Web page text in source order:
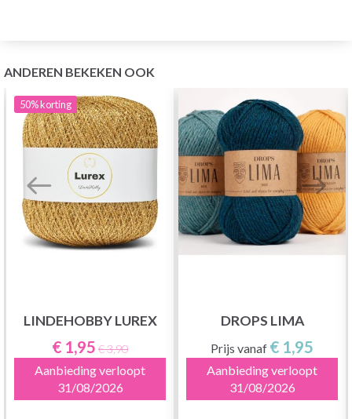
ANDEREN BEKEKEN OOK
50%korting
LINDEHOBBY LUREX
€ 1,95 € 3,90
Aanbieding verloopt
31/08/2026
DROPS LIMA
Prijs vanaf € 1,95
Aanbieding verloopt
31/08/2026